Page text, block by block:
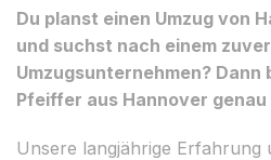
Du planst einen Umzug von
und suchst nach einem
Umzugsunternehmen? Dann
Pfeiffer aus Hannover
Unsere langjährige Erfahrung